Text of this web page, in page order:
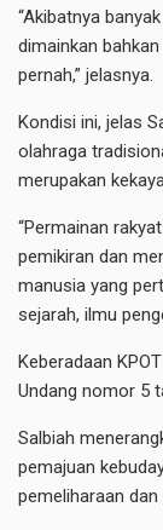
“Akibatnya
dimainkan
pernah,” jelasnya.
Kondisi ini, jelas
olahraga
merupakan
“Permainan
pemikiran dan
manusia yang
sejarah, ilmu
Keberadaan
Undang nomor 5
Salbiah
pemajuan
pemeliharaan